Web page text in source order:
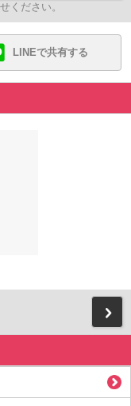
ください。
LINEで共有する